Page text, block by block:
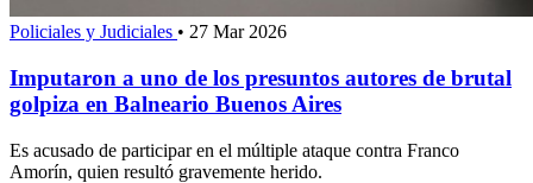
Policiales y Judiciales • 27 Mar 2026
Imputaron a uno de los presuntos autores de brutal
golpiza en Balneario Buenos Aires
Es acusado de participar en el múltiple ataque contra Franco
Amorín, quien resultó gravemente herido.